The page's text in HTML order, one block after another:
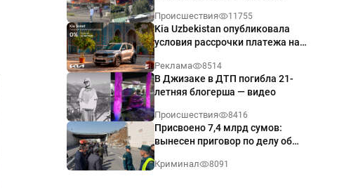
Происшествия 11755
Kia Uzbekistan опубликовала
условия рассрочки платежа на
годовых
Реклама 8514
В Джизаке в ДТП погибла 21-
летняя блогерша — видео
Происшествия 8416
Присвоено 7,4 млрд сумов:
вынесен приговор по делу об
Ташкенте
Криминал 8091